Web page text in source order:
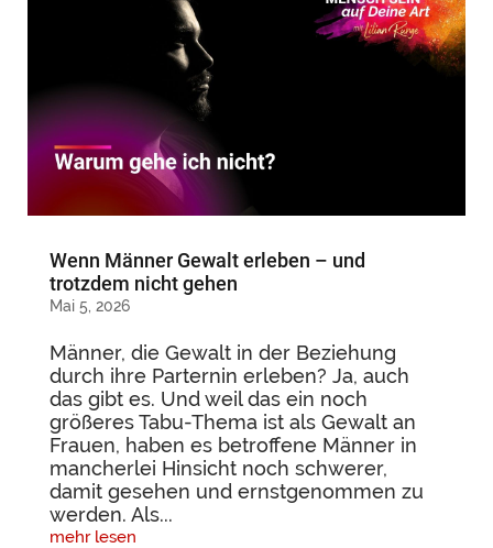
Wenn Männer Gewalt erleben – und
trotzdem nicht gehen
Mai 5, 2026
Männer, die Gewalt in der Beziehung
durch ihre Parternin erleben? Ja, auch
das gibt es. Und weil das ein noch
größeres Tabu-Thema ist als Gewalt an
Frauen, haben es betroffene Männer in
mancherlei Hinsicht noch schwerer,
damit gesehen und ernstgenommen zu
werden. Als...
mehr lesen